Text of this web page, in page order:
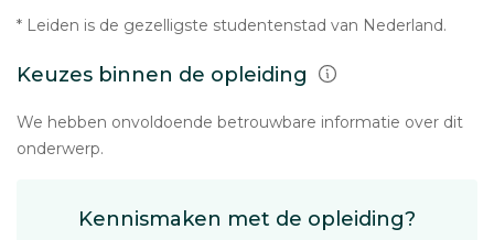
* Leiden is de gezelligste studentenstad van Nederland.
Keuzes binnen de opleiding
We hebben onvoldoende betrouwbare informatie over dit
onderwerp.
Kennismaken met de opleiding?